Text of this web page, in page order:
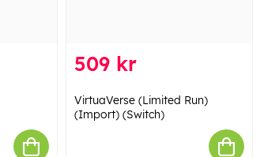
509 kr
VirtuaVerse (Limited Run)
(Import) (Switch)